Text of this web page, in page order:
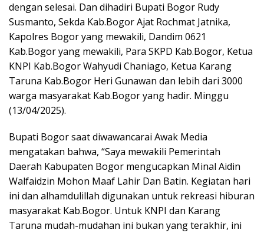
dengan selesai. Dan dihadiri Bupati Bogor Rudy
Susmanto, Sekda Kab.Bogor Ajat Rochmat Jatnika,
Kapolres Bogor yang mewakili, Dandim 0621
Kab.Bogor yang mewakili, Para SKPD Kab.Bogor, Ketua
KNPI Kab.Bogor Wahyudi Chaniago, Ketua Karang
Taruna Kab.Bogor Heri Gunawan dan lebih dari 3000
warga masyarakat Kab.Bogor yang hadir. Minggu
(13/04/2025).
Bupati Bogor saat diwawancarai Awak Media
mengatakan bahwa, “Saya mewakili Pemerintah
Daerah Kabupaten Bogor mengucapkan Minal Aidin
Walfaidzin Mohon Maaf Lahir Dan Batin. Kegiatan hari
ini dan alhamdulillah digunakan untuk rekreasi hiburan
masyarakat Kab.Bogor. Untuk KNPI dan Karang
Taruna mudah-mudahan ini bukan yang terakhir, ini